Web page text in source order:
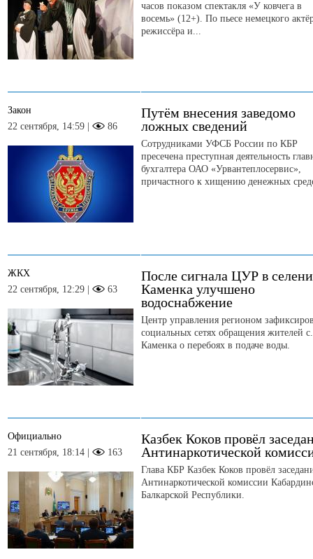
часов показом спектакля «У ковчега в
восемь» (12+). По пьесе немецкого
режиссёра и...
Закон
22 сентября, 14:59 |
86
Путём внесения заведомо
ложных сведений
Сотрудниками УФСБ России по КБР
пресечена преступная деятельность
бухгалтера ОАО «Урвантеплосервис»,
причастного к хищению денежных
ЖКХ
22 сентября, 12:29 |
63
После сигнала ЦУР в
Каменка улучшено
водоснабжение
Центр управления регионом
социальных сетях обращения жителей с.
Каменка о перебоях в подаче воды.
Официально
21 сентября, 18:14 |
163
Казбек Коков провёл
Антинаркотической
Глава КБР Казбек Коков провёл
Антинаркотической комиссии
Балкарской Республики.